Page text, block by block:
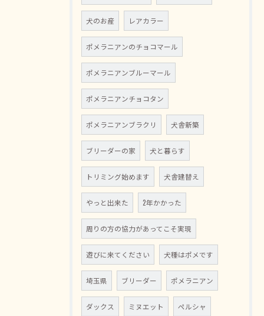
犬のお産 レアカラー
ポメラニアンのチョコマール
ポメラニアンブルーマール
ポメラニアンチョコタン
ポメラニアンブラクリ 犬舎新築
ブリーダーの家 犬と暮らす
トリミング始めます 犬舎建替え
やっと出来た 2年かかった
周りの方の協力があってこそ実現
遊びに来てください 犬種はポメです
埼玉県 ブリーダー ポメラニアン
ダックス ミヌエット ペルシャ